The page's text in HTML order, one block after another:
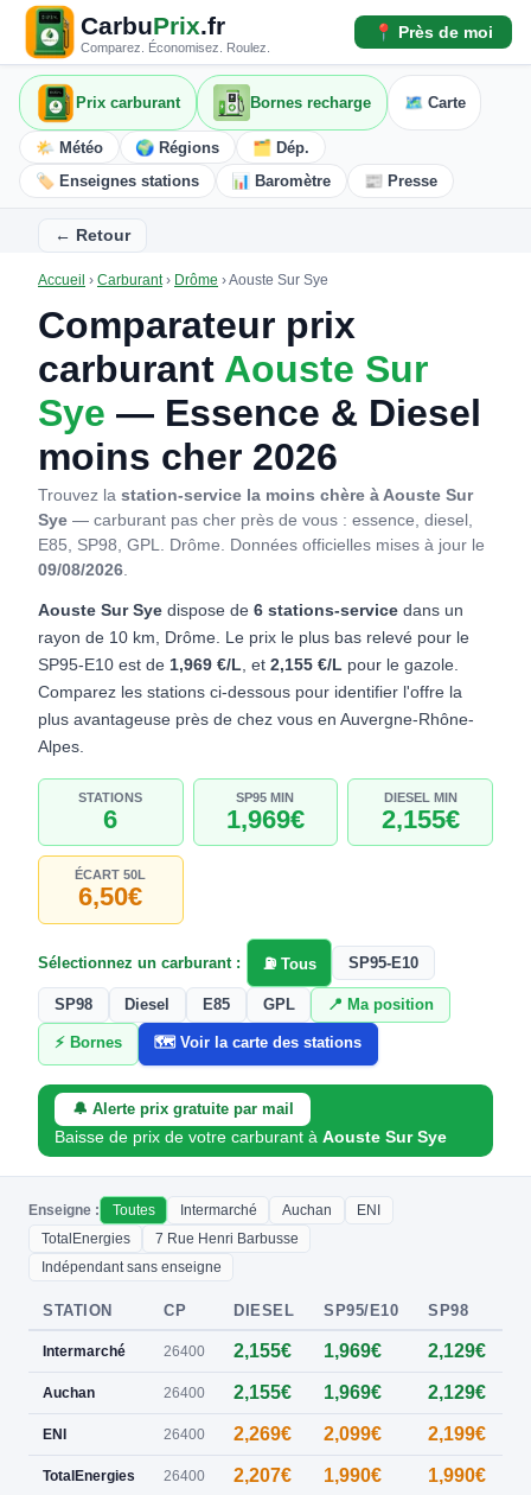
CarbuPrix.fr
Comparez. Économisez. Roulez.
📍 Près de moi
Prix carburant Bornes recharge 🗺️ Carte
🌤️ Météo 🌍 Régions
🗂️ Dép.
🏷️ Enseignes stations
📊 Baromètre 📰 Presse
← Retour
Accueil › Carburant› Drôme ›Aouste Sur Sye
Comparateur prix
carburant Aouste Sur
Sye — Essence & Diesel
moins cher 2026
Trouvez la station-service la moins chère à Aouste Sur
Sye — carburant pas cher près de vous : essence, diesel,
E85, SP98, GPL. Drôme. Données officielles mises à jour le
09/08/2026.
Aouste Sur Sye dispose de 6 stations-service dans un
rayon de 10 km, Drôme. Le prix le plus bas relevé pour le
SP95-E10 est de 1,969 €/L, et 2,155 €/L pour le gazole.
Comparez les stations ci-dessous pour identifier l'offre la
plus avantageuse près de chez vous en Auvergne-Rhône-
Alpes.
STATIONS
6
SP95 MIN
1,969€
DIESEL MIN
2,155€
ÉCART 50L
6,50€
Sélectionnez un carburant : ⛽ Tous SP95-E10
SP98 Diesel E85 GPL 📍 Ma position
⚡ Bornes 🗺️ Voir la carte des stations
🔔 Alerte prix gratuite par mail
Baisse de prix de votre carburant àAouste Sur Sye
Enseigne : Toutes Intermarché Auchan
ENI
TotalEnergies
7 Rue Henri Barbusse
Indépendant sans enseigne
STATION CP DIESEL SP95/E10 SP98
Intermarché 26400 2,155€ 1,969€ 2,129€
Auchan 26400 2,155€ 1,969€ 2,129€
ENI 26400 2,269€ 2,099€ 2,199€
TotalEnergies 26400 2,207€ 1,990€ 1,990€